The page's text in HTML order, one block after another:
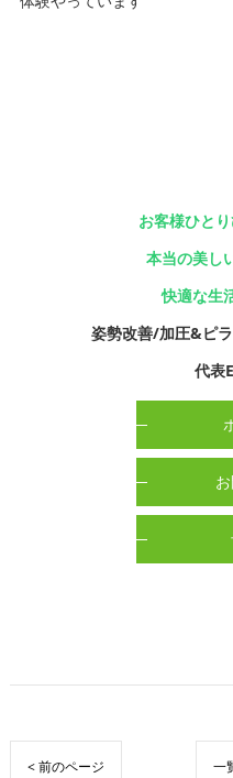
お客様ひと
本当の美し
快適な生
姿勢改善/加圧&ピ
代表
< 前のページ 一